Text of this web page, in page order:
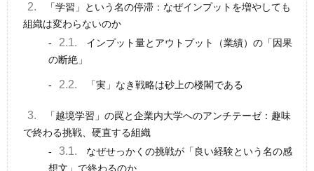
2.
「学習」という名の停滞：なぜインプットを増やしても
組織は変わらないのか
2.1.
インプット量とアウトプット（業績）の「因果
の断絶」
2.2. 「実」なき戦略は砂上の楼閣である
3.
「越境学習」の罠と企業内大学へのアンチテーゼ：趣味
で終わる挑戦、硬直する組織
3.1.
なぜせっかくの挑戦が「良い経験という名の感
想文」で終わるのか